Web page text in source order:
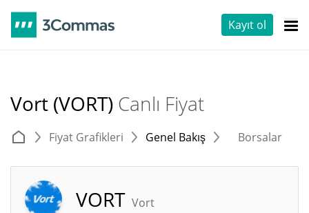
Kayıt ol
Vort (VORT) Canlı Fiyat
Fiyat Grafikleri Genel Bakış Borsalar
VORT Vort